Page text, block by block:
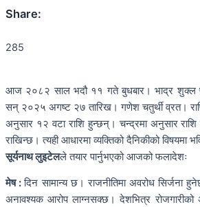
Share:
285
आज २०८२ साल भदौ ११ गते बुधबार। भाद्र शुक्ल
सन् २०२५ अगष्ट २७ तारिख। गणेश चतुर्थी व्रत।
अनुसार १२ वटा राशि हुन्छन्। चन्द्रमा अनुसार
राखिन्छ। त्यही आधारमा व्यक्तिको दैनिकीको विषयमा
सूर्यनाथ लुइटेलले तयार पार्नुभएको आजको फलादेशः
मेष :दिन सामान्य छ। राजनीतिमा अवरोध सिर्जना
अनावश्यक आरोप लाग्नसक्छ। देशभित्र रोजगारीको